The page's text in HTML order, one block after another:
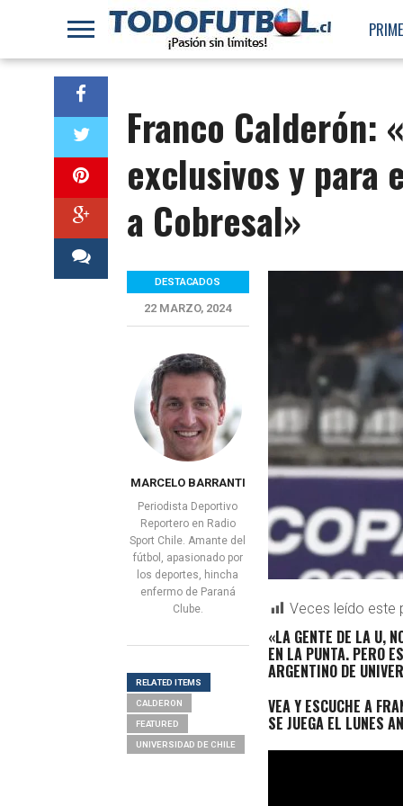
Franco Calderón:
exclusivos y para
a Cobresal»
Veces leído este
«LA GENTE DE LA U,
EN LA PUNTA. PERO
ARGENTINO DE
VEA Y ESCUCHE A
SE JUEGA EL LUNES
DESTACADOS
22 MARZO, 2024
MARCELO BARRANTI
Periodista Deportivo
Reportero en Radio
Sport Chile. Amante del
fútbol, apasionado por
los deportes, hincha
enfermo de Paraná
Clube.
RELATED ITEMS
CALDERON
FEATURED
UNIVERSIDAD DE CHILE